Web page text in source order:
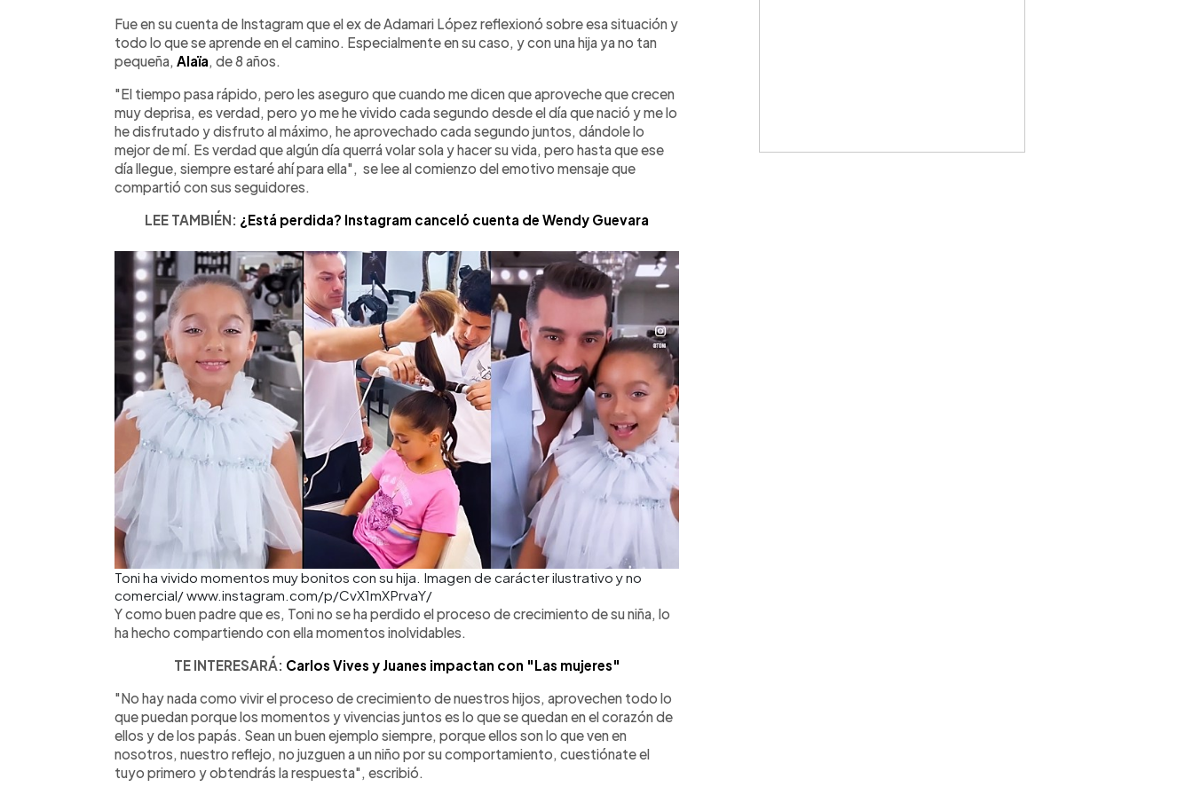
Fue en su cuenta de Instagram que el ex de Adamari López reflexionó sobre esa situación y
todo lo que se aprende en el camino. Especialmente en su caso, y con una hija ya no tan
pequeña, Alaïa , de 8 años.
"El tiempo pasa rápido, pero les aseguro que cuando me dicen que aproveche que crecen
muy deprisa, es verdad, pero yo me he vivido cada segundo desde el día que nació y me lo
he disfrutado y disfruto al máximo, he aprovechado cada segundo juntos, dándole lo
mejor de mí. Es verdad que algún día querrá volar sola y hacer su vida, pero hasta que ese
día llegue, siempre estaré ahí para ella", se lee al comienzo del emotivo mensaje que
compartió con sus seguidores.
LEE TAMBIÉN: ¿Está perdida? Instagram canceló cuenta de Wendy Guevara
Toni ha vivido momentos muy bonitos con su hija. Imagen de carácter ilustrativo y no
comercial/ www.instagram.com/p/CvX1mXPrvaY/
Y como buen padre que es, Toni no se ha perdido el proceso de crecimiento de su niña, lo
ha hecho compartiendo con ella momentos inolvidables.
TE INTERESARÁ: Carlos Vives y Juanes impactan con "Las mujeres"
"No hay nada como vivir el proceso de crecimiento de nuestros hijos, aprovechen todo lo
que puedan porque los momentos y vivencias juntos es lo que se quedan en el corazón de
ellos y de los papás. Sean un buen ejemplo siempre, porque ellos son lo que ven en
nosotros, nuestro reflejo, no juzguen a un niño por su comportamiento, cuestiónate el
tuyo primero y obtendrás la respuesta", escribió.